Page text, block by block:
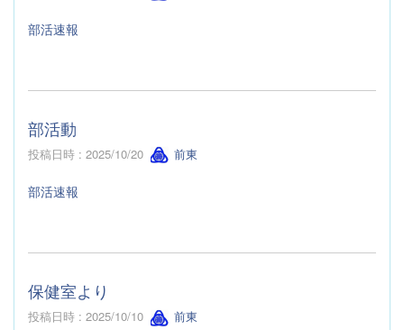
部活速報
部活動
投稿日時 : 2025/10/20 前東
部活速報
保健室より
投稿日時 : 2025/10/10 前東